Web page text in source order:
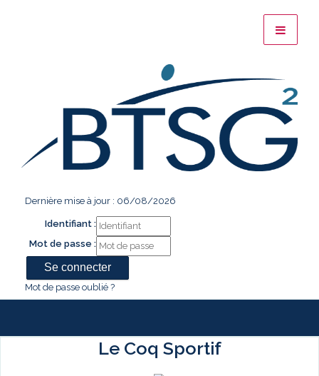
Dernière mise à jour : 06/08/2026
Identifiant :
Mot de passe :
Mot de passe oublié ?
Le Coq Sportif